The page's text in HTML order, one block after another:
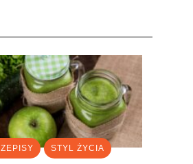
STYL ŻYCIA